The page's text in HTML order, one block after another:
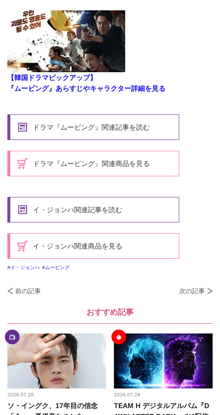
【韓国ドラマピックアップ】
『ムービング』あらすじやキャラクター詳細を見る
ドラマ『ムービング』関連記事を読む
ドラマ『ムービング』関連商品を見る
イ・ジョンハ関連記事を読む
イ・ジョンハ関連商品を見る
イ・ジョンハ ムービング
前の記事 次の記事
おすすめ記事
2026.07.28
ソ・イングク、17年目の信念
2026.07.28
TEAM H デジタルアルバム『D